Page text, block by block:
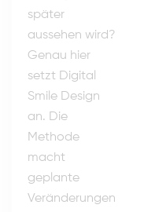
später
aussehen wird?
Genau hier
setzt Digital
Smile Design
an. Die
Methode
macht
geplante
Veränderungen